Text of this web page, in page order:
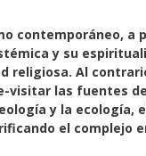
contemporáneo,
y su
religiosa. Al
visitar las fuentes
y la
el complejo